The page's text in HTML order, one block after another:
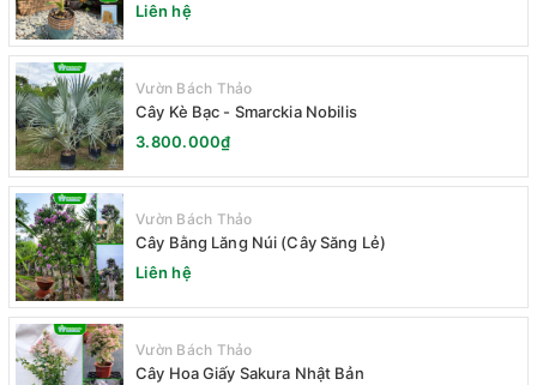
Liên hệ
Vườn Bách Thảo
Cây Kè Bạc - Smarckia Nobilis
3.800.000₫
Vườn Bách Thảo
Cây Bằng Lăng Núi (Cây Săng Lẻ)
Liên hệ
Vườn Bách Thảo
Cây Hoa Giấy Sakura Nhật Bản